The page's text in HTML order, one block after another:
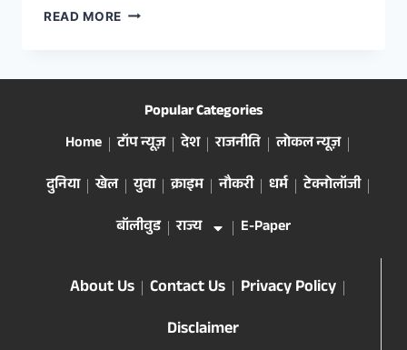
READ MORE
Popular Categories
Home
टॉप न्यूज़ देश राजनीति
लोकल न्यूज़
दुनिया
खेल युवा क्राइम नौकरी धर्म
टेक्नोलॉजी
बॉलीवुड
राज्य E-Paper
About Us Contact Us
Privacy Policy
Disclaimer